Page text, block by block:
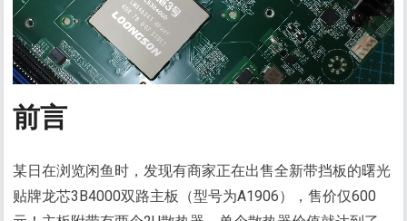
前言
某日在浏览闲鱼时，发现有商家正在出售全新带挡板的曙光
贴牌龙芯3B4000双路主板（型号为A1906），售价仅600